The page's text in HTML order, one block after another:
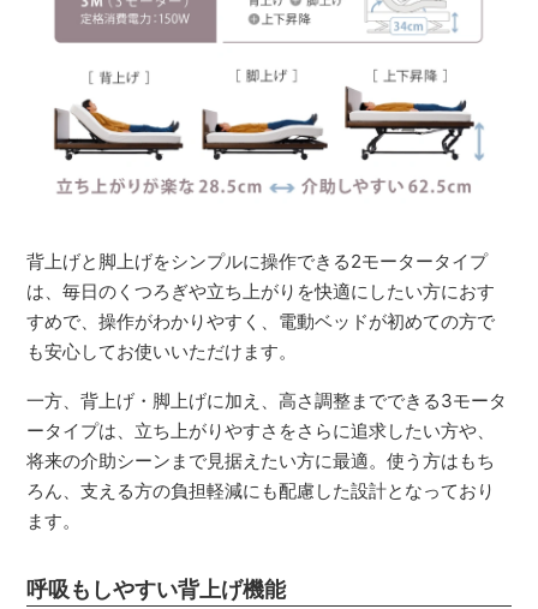
背上げと脚上げをシンプルに操作できる2モータータイプ
は、毎日のくつろぎや立ち上がりを快適にしたい方におす
すめで、操作がわかりやすく、電動ベッドが初めての方で
も安心してお使いいただけます。
一方、背上げ・脚上げに加え、高さ調整までできる3モータ
ータイプは、立ち上がりやすさをさらに追求したい方や、
将来の介助シーンまで見据えたい方に最適。使う方はもち
ろん、支える方の負担軽減にも配慮した設計となっており
ます。
呼吸もしやすい背上げ機能